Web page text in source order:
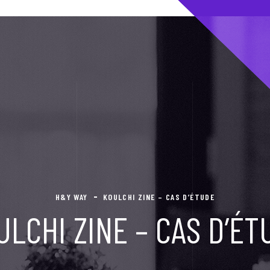
H&Y WAY KOULCHI ZINE – CAS D’ÉTUDE
ZINE – CAS